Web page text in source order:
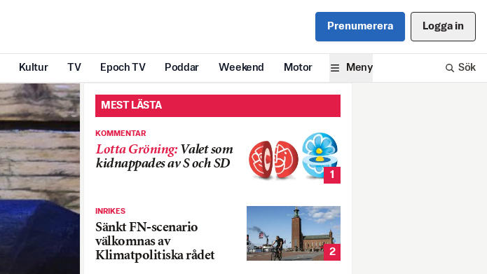
Prenumerera Logga in
Kultur TV Epoch TV Poddar Weekend Motor Meny Sök
MEST LÄSTA
KOMMENTAR
Lotta Gröning: Valet som
kidnappades av S och SD
1
INRIKES
Sänkt FN-scenario
välkomnas av
Klimatpolitiska rådet
2